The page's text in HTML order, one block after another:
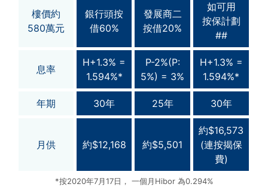
樓價約
580萬元
銀行頭按
借60%
發展商二
按借20%
如可用
按保計劃
##
息率
H+1.3% =
1.594%*
P-2%(P:
5%) = 3%
H+1.3% =
1.594%*
年期 30年 25年 30年
月供 約$12,168 約$5,501
約$16,573
(連按揭保
費)
*按2020年7月17日， 一個月Hibor 為0.294%